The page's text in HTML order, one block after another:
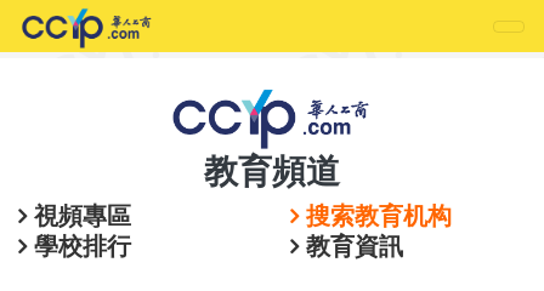
教育頻道
視頻專區
搜索教育机构
學校排行
教育資訊